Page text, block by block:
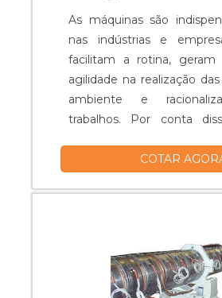
As máquinas são
nas indústrias e
facilitam a rotina, geram
agilidade na realização
ambiente e
trabalhos. Por conta
garantia reconhecidas.
exemplo, é de extrema
promovendo, assim, a
COTAR